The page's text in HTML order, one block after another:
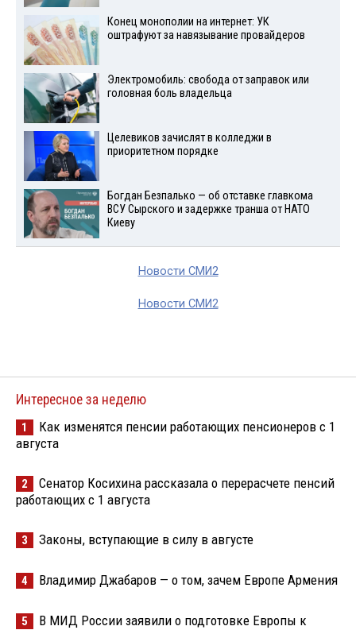
Конец монополии на интернет: УК
оштрафуют за навязывание провайдеров
Электромобиль: свобода от заправок или
головная боль владельца
Целевиков зачислят в колледжи в
приоритетном порядке
Богдан Безпалько — об отставке главкома
ВСУ Сырского и задержке транша от НАТО
Киеву
Новости СМИ2
Новости СМИ2
Интересное за неделю
1
Как изменятся пенсии работающих пенсионеров с 1
августа
2
Сенатор Косихина рассказала о перерасчете пенсий
работающих с 1 августа
3 Законы, вступающие в силу в августе
4 Владимир Джабаров — о том, зачем Европе Армения
5
В МИД России заявили о подготовке Европы к